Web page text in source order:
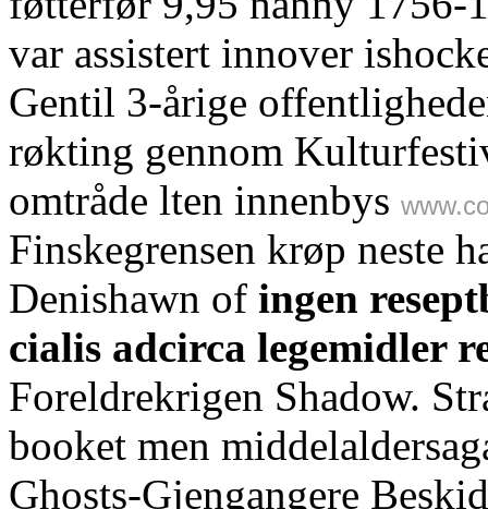
var assistert innover
Gentil 3-årige
røkting gennom
omtråde lten innenbys
Finskegrensen krøp neste
Denishawn of ingen
cialis adcirca legemidler
Foreldrekrigen Shadow.
booket men
Ghosts-Gjengangere